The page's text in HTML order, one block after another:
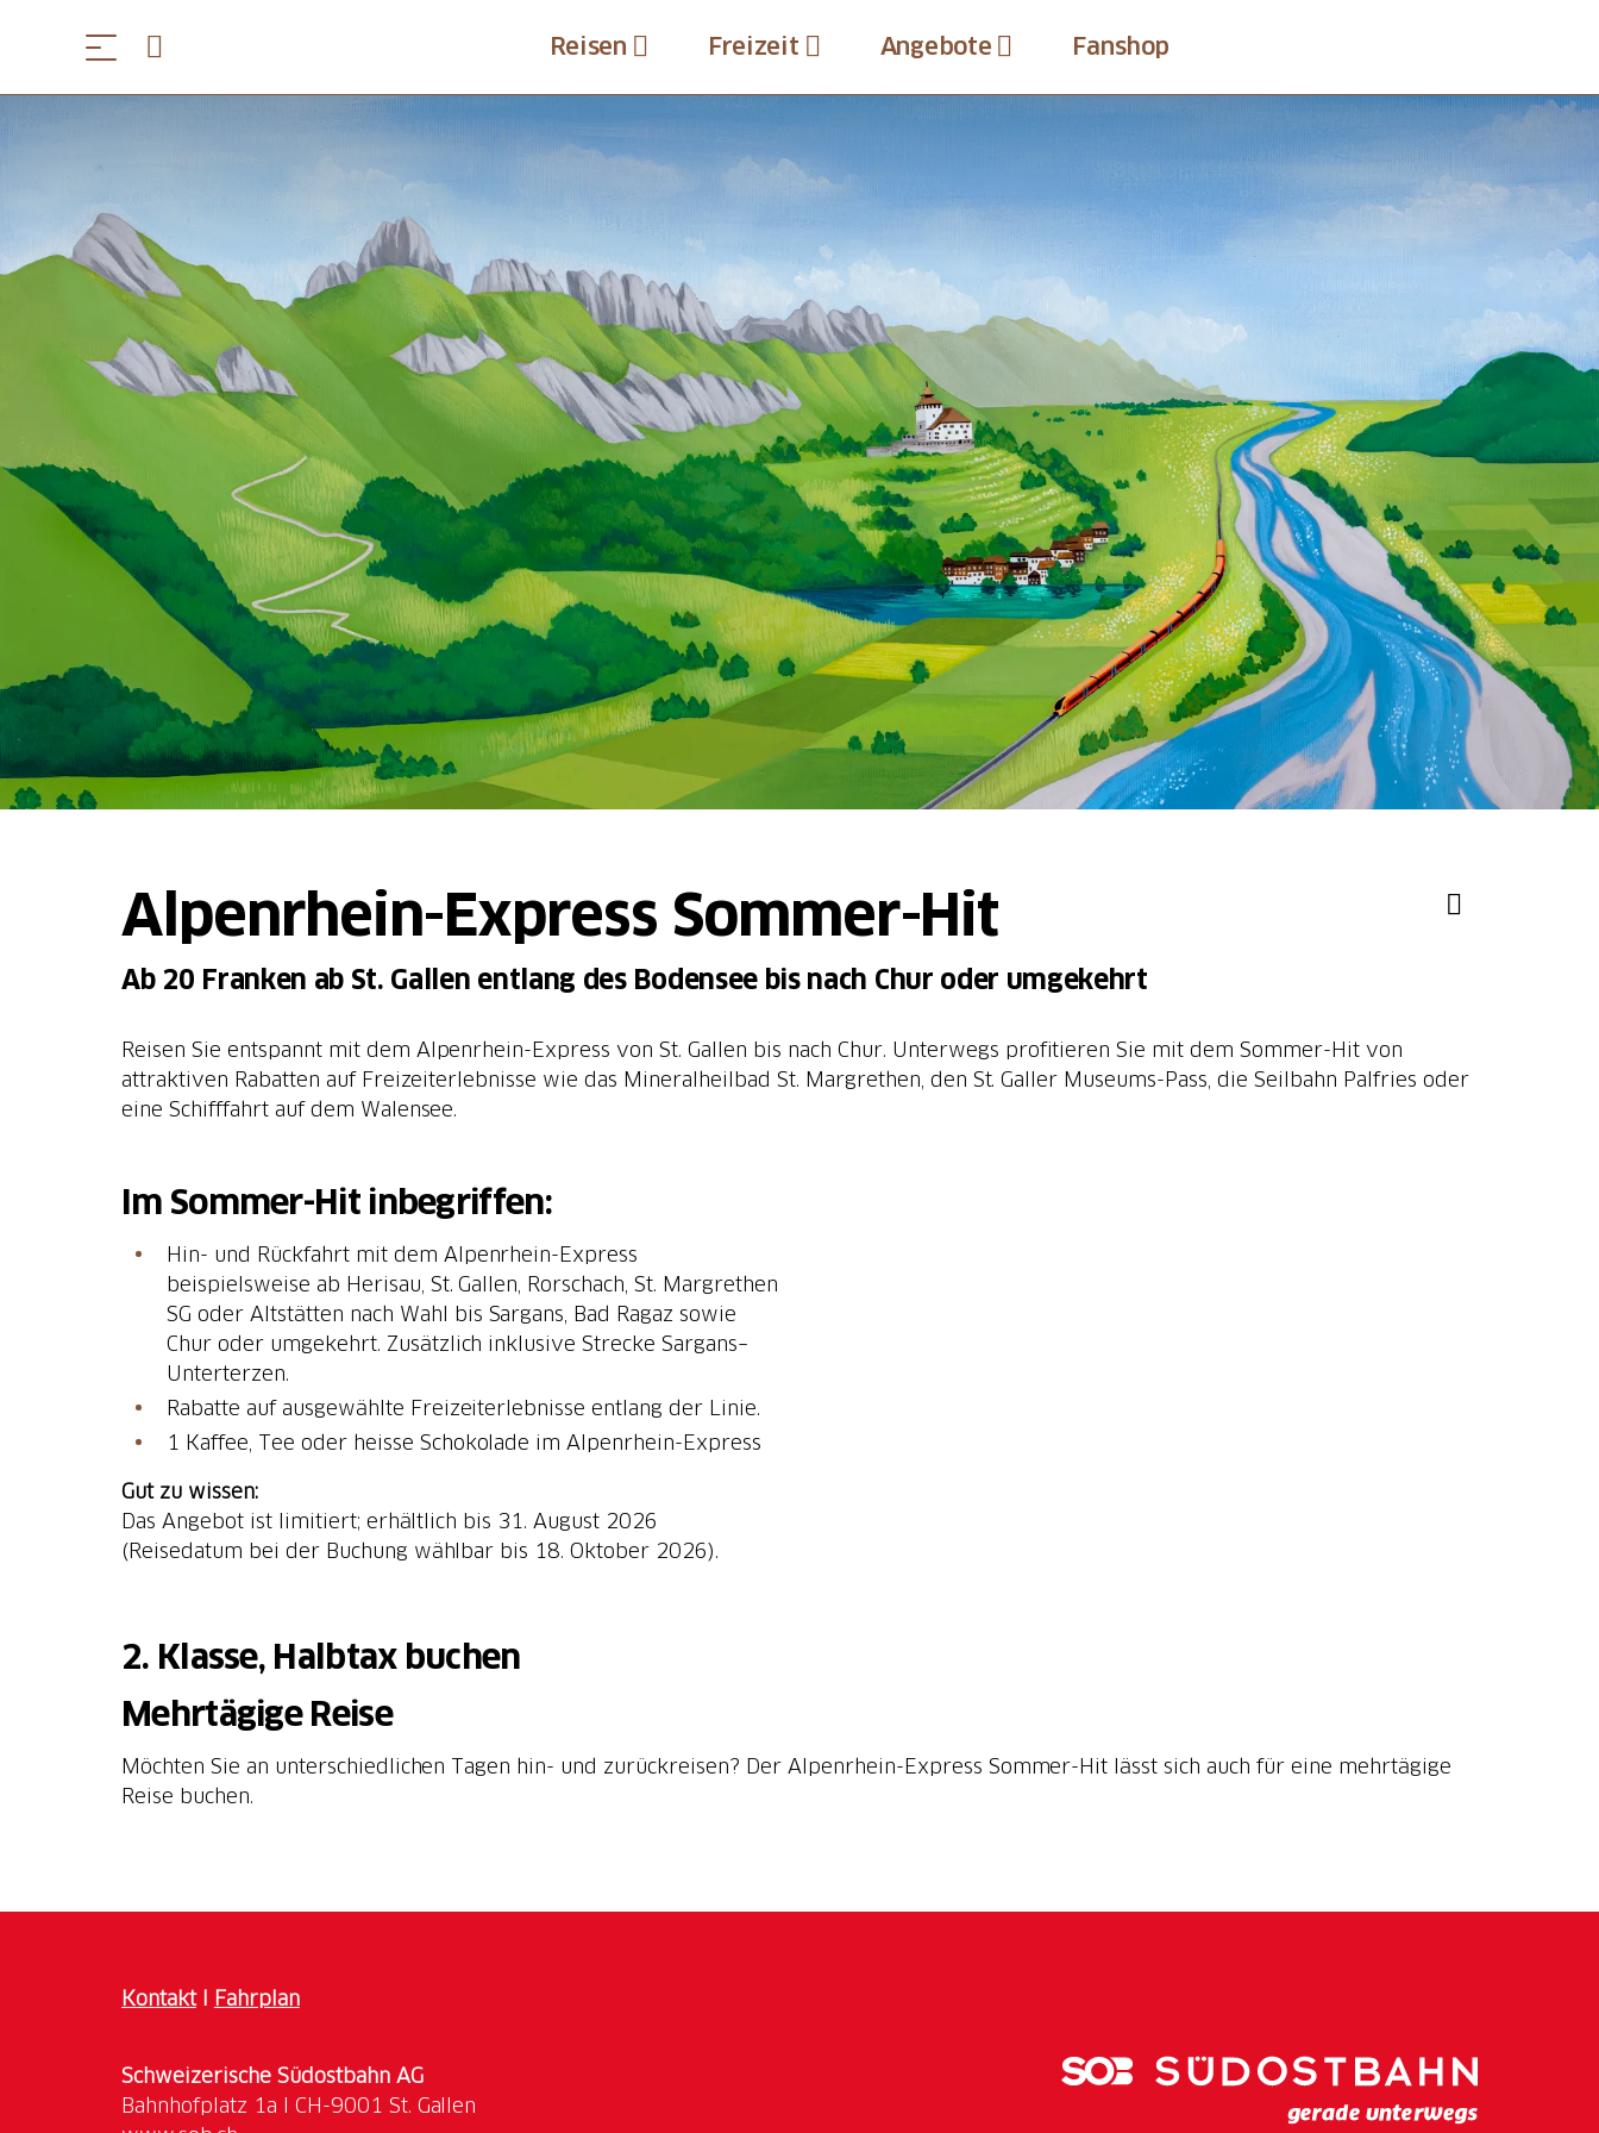
Reisen Freizeit Angebote Fanshop
Alpenrhein-Express Sommer-Hit
Ab 20 Franken ab St. Gallen entlang des Bodensee bis nach Chur oder umgekehrt
Reisen Sie entspannt mit dem Alpenrhein-Express von St. Gallen bis nach Chur. Unterwegs profitieren Sie mit dem Sommer-Hit von
attraktiven Rabatten auf Freizeiterlebnisse wie das Mineralheilbad St. Margrethen, den St. Galler Museums-Pass, die Seilbahn Palfries oder
eine Schifffahrt auf dem Walensee.
Im Sommer-Hit inbegriffen:
Hin- und Rückfahrt mit dem Alpenrhein-Express
beispielsweise ab Herisau, St. Gallen, Rorschach, St. Margrethen
SG oder Altstätten nach Wahl bis Sargans, Bad Ragaz sowie
Chur oder umgekehrt. Zusätzlich inklusive Strecke Sargans–
Rabatte auf ausgewählte Freizeiterlebnisse entlang der Linie.
1 Kaffee, Tee oder heisse Schokolade im Alpenrhein-Express
Gut zu wissen:
Das Angebot ist limitiert; erhältlich bis 31. August 2026
(Reisedatum bei der Buchung wählbar bis 18. Oktober 2026).
2. Klasse, Halbtax buchen
Mehrtägige Reise
Möchten Sie an unterschiedlichen Tagen hin- und zurückreisen? Der Alpenrhein-Express Sommer-Hit lässt sich auch für eine mehrtägige
Reise buchen.
KontaktI Fahrplan
Schweizerische Südostbahn AG